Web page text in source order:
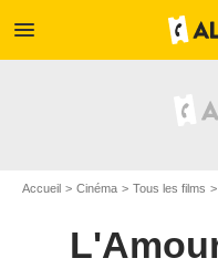
menu
Accueil Cinéma Tous les films